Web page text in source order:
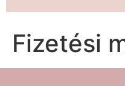
Fizetési